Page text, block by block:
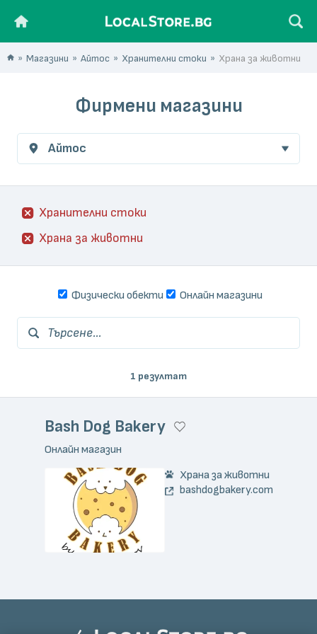
Магазини Айтос Хранителни стоки Храна за животни
Фирмени магазини
Айтос
Хранителни стоки
Храна за животни
Физически обекти Онлайн магазини
Търсене...
1 резултат
Bash Dog Bakery
Онлайн магазин
Храна за животни
bashdogbakery.com